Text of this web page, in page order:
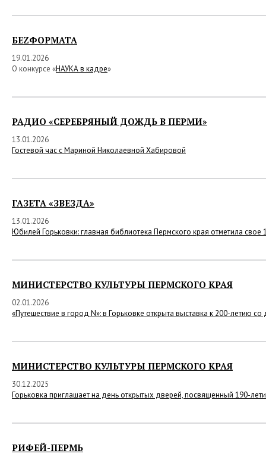
БЕZФОРМАТА
19.01.2026
О конкурсе «НАУКА в кадре»
РАДИО «СЕРЕБРЯНЫЙ ДОЖДЬ В ПЕРМИ»
13.01.2026
Гостевой час с Мариной Николаевной Хабировой
ГАЗЕТА «ЗВЕЗДА»
13.01.2026
Юбилей Горьковки: главная библиотека Пермского края отметила свое
МИНИСТЕРСТВО КУЛЬТУРЫ ПЕРМСКОГО КРАЯ
02.01.2026
«Путешествие в город N»: в Горьковке открыта выставка к 200-
МИНИСТЕРСТВО КУЛЬТУРЫ ПЕРМСКОГО КРАЯ
30.12.2025
Горьковка приглашает на день открытых дверей, посвященный 190-
РИФЕЙ-ПЕРМЬ